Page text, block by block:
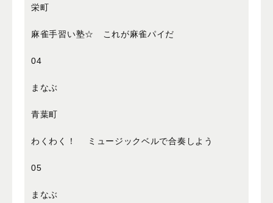
栄町
麻雀手習い塾☆ これが麻雀パイだ
04
まなぶ
青葉町
わくわく！ ミュージックベルで合奏しよう
05
まなぶ